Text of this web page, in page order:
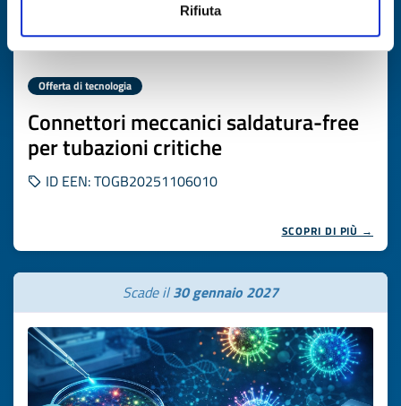
Rifiuta
Offerta di tecnologia
Connettori meccanici saldatura-free
per tubazioni critiche
ID EEN: TOGB20251106010
SCOPRI DI PIÙ →
Scade il30 gennaio 2027